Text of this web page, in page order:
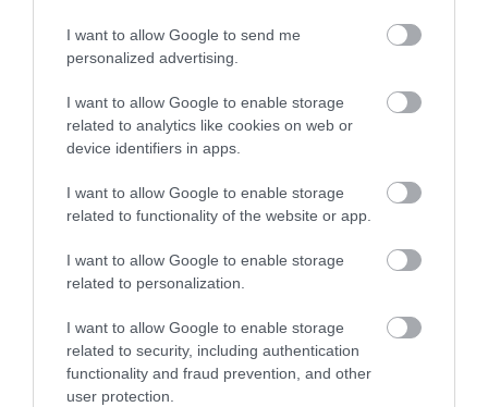
I want to allow Google to send me
personalized advertising.
I want to allow Google to enable storage
related to analytics like cookies on web or
device identifiers in apps.
I want to allow Google to enable storage
related to functionality of the website or app.
I want to allow Google to enable storage
related to personalization.
I want to allow Google to enable storage
related to security, including authentication
functionality and fraud prevention, and other
user protection.
Forrás:Slash Film
Nyitókép: Waldemar/Unsplash
KULTÚRA ANTHONY HOPKINS MARVEL
THOR KRITIKA
2026. AUGUSZTUS 4. ● KULTÚRA